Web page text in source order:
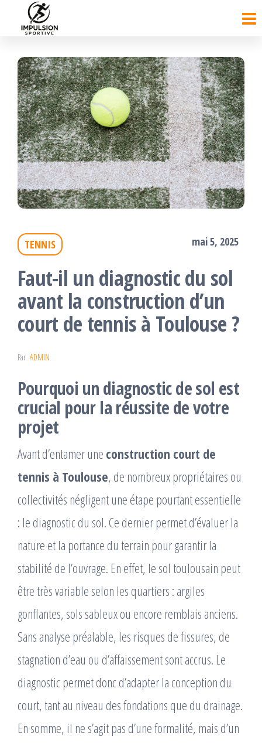
contenu
TENNIS mai 5, 2025
Faut-il un diagnostic du sol
avant la construction d’un
court de tennis à Toulouse ?
Par ADMIN
Pourquoi un diagnostic de sol est
crucial pour la réussite de votre
projet
Avant d’entamer une construction court de
tennis à Toulouse, de nombreux propriétaires ou
collectivités négligent une étape pourtant essentielle
: le diagnostic du sol. Ce dernier permet d’évaluer la
nature et la portance du terrain pour garantir la
stabilité de l’ouvrage. En effet, le sol toulousain peut
être très variable selon les quartiers : argiles
gonflantes, sols sableux ou encore remblais anciens.
Sans analyse préalable, les risques de fissures, de
stagnation d’eau ou d’affaissement sont accrus. Le
diagnostic permet donc d’adapter la conception du
court, tant au niveau des fondations que du drainage.
En somme, il ne s’agit pas d’une formalité, mais d’un